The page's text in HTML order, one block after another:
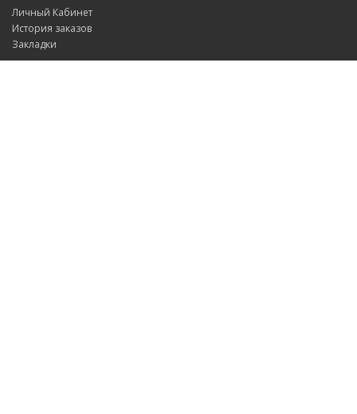
Личный Кабинет
История заказов
Закладки